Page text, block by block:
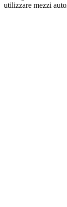
utilizzare mezzi